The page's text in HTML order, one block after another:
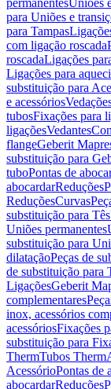
permanentesUniões
para Uniões e
para Tampas
com ligação roscada
roscadaLigações
Ligações para
substituição para
e acessórios
tubosFixações para
ligaçõesVedantes
flangeGeberit
substituição para
tuboPontas de
abocardarReduções
ReduçõesCurvas
substituição para Tês
Uniões permanentes
substituição para
dilataçãoPeças de
de substituição para
LigaçõesGeberit
complementares
inox, acessórios
acessóriosFixações
substituição para
ThermTubos Therm
AcessórioPontas de
abocardarReduções